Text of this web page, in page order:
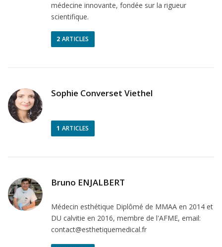
médecine innovante, fondée sur la rigueur
scientifique.
2 ARTICLES
Sophie Converset Viethel
1 ARTICLES
Bruno ENJALBERT
Médecin esthétique Diplômé de MMAA en 2014 et
DU calvitie en 2016, membre de l'AFME, email:
contact@esthetiquemedical.fr